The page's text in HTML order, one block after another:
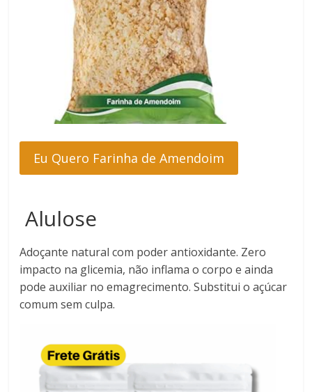
Eu Quero Farinha de Amendoim
Alulose
Adoçante natural com poder antioxidante. Zero
impacto na glicemia, não inflama o corpo e ainda
pode auxiliar no emagrecimento. Substitui o açúcar
comum sem culpa.